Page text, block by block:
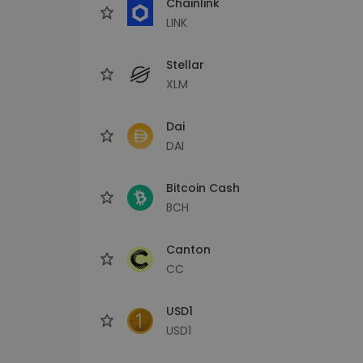
LINK
Stellar
XLM
Dai
DAI
Bitcoin Cash
BCH
Canton
CC
USD1
USD1